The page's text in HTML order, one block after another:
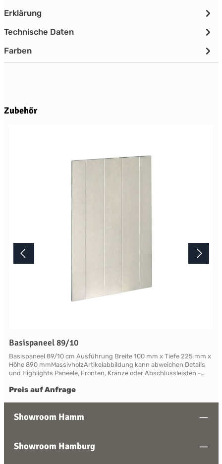
Erklärung
Technische Daten
Farben
Produktgalerie überspringen
Zubehör
Basispaneel 89/10
Basispaneel 89/10 cm Ausführung Breite 100 mm x Tiefe 225 mm x
Höhe 890 mmMassivholzArtikelabbildung kann abweichen Details
und Highlights Paneele, Fronten, Kränze oder Abschlussleisten -
Modellen mit variablen Ausstattungen und DimensionenNahezu
Service Die Palette der eleganten, handwerklichen Lackfarben von
mischen. Jedes Möbelstück von Neptune kann in Ihrem
Wunschfarbton aus der Neptune Farbkollektion gestrichen werden -
Preis auf Anfrage
Showroom Hamm
Showroom Hamburg